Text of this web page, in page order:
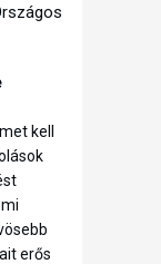
kell
erős